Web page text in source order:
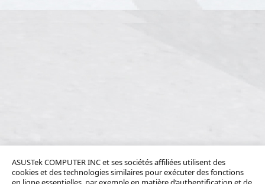
ASUSTek COMPUTER INC et ses sociétés affiliées utilisent des
cookies et des technologies similaires pour exécuter des fonctions